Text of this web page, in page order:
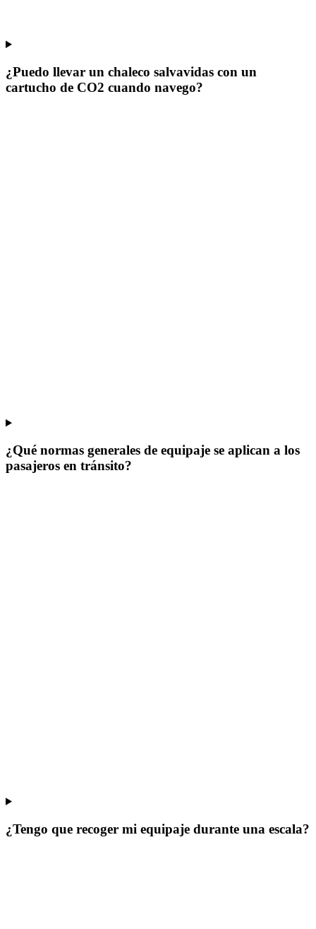
¿Puedo llevar un chaleco salvavidas con un
cartucho de CO2 cuando navego?
¿Qué normas generales de equipaje se aplican a los
pasajeros en tránsito?
¿Tengo que recoger mi equipaje durante una escala?